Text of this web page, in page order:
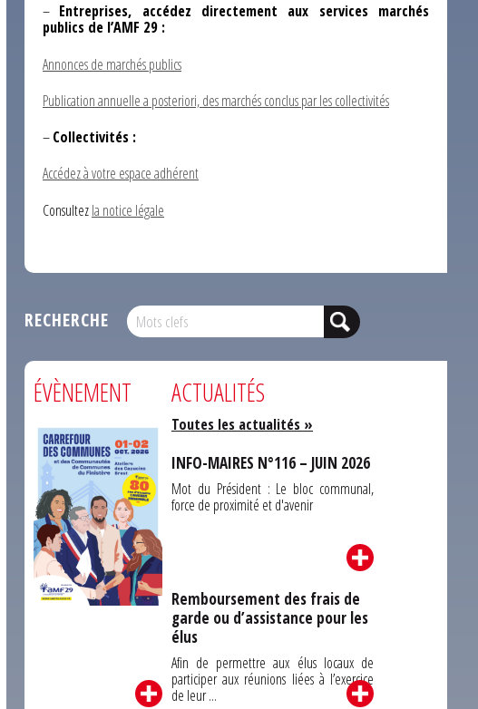
– Entreprises, accédez directement aux services marchés
publics de l’AMF 29 :
Annonces de marchés publics
Publication annuelle a posteriori, des marchés conclus par les collectivités
–Collectivités :
Accédez à votre espace adhérent
Consultezla notice légale
RECHERCHE
ÉVÈNEMENT ACTUALITÉS
Toutes les actualités »
INFO-MAIRES N°116 – JUIN 2026
Mot du Président : Le bloc communal,
force de proximité et d'avenir
Remboursement des frais de
garde ou d’assistance pour les
élus
Afin de permettre aux élus locaux de
participer aux réunions liées à l’exercice
de leur ...